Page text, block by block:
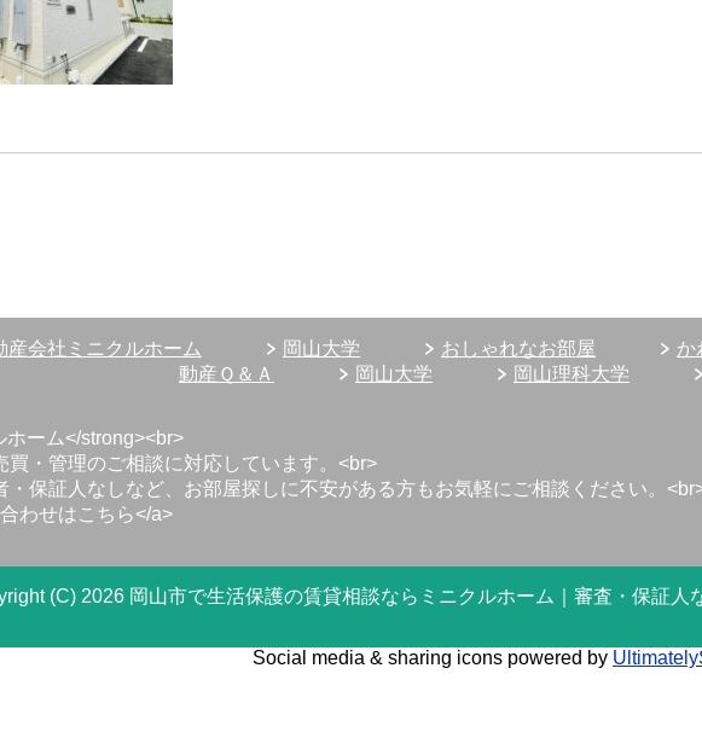
会社ミニクルホーム 岡山大学 おしゃれなお部屋 か
動産Ｑ＆Ａ
岡山大学 岡山理科大学
ーム</strong><br>
買・管理のご相談に対応しています。<br>
・保証人なしなど、お部屋探しに不安がある方もお気軽にご相談ください。
わせはこちら</a>
(C) 2026 岡山市で生活保護の賃貸相談ならミニクルホーム｜審査・保証人
Social media & sharing icons powered by